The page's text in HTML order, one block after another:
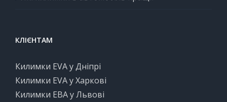
КЛІЄНТАМ
Килимки EVA у Дніпрі
Килимки EVA у Харкові
Килимки ЕВА у Львові